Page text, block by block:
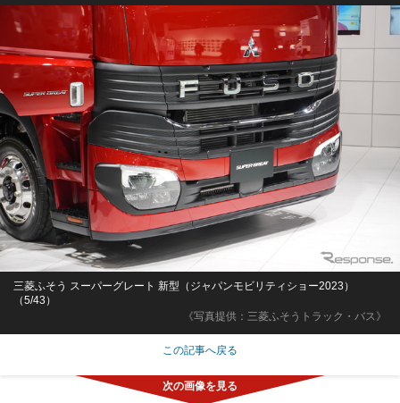
《写真提供：三菱ふそうトラック・バス》
三菱ふそう スーパーグレート 新型（ジャパンモビリティショー2023）
（5/43）
この記事へ戻る